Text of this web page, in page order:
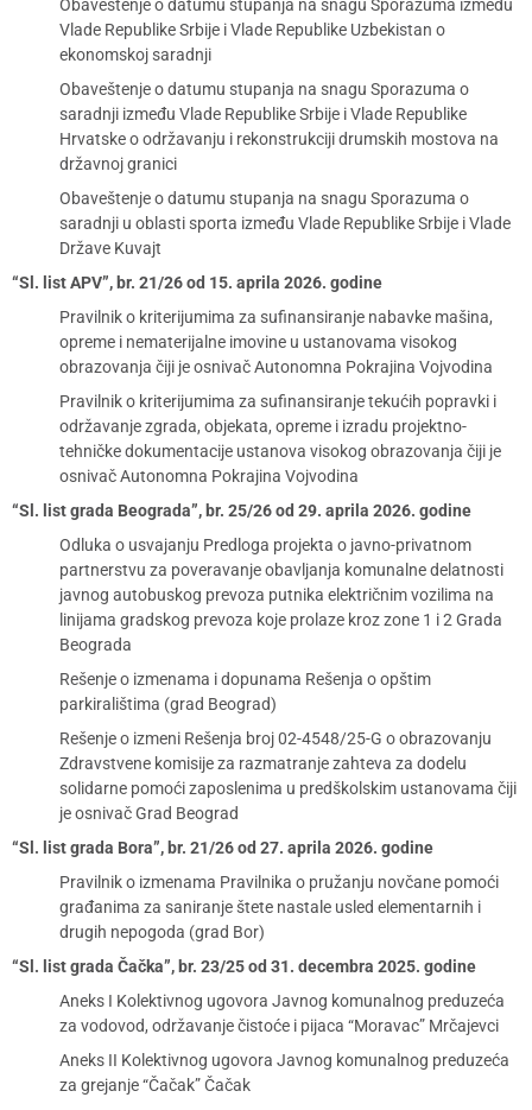
Obaveštenje o datumu stupanja na snagu Sporazuma između
Vlade Republike Srbije i Vlade Republike Uzbekistan o
ekonomskoj saradnji
Obaveštenje o datumu stupanja na snagu Sporazuma o
saradnji između Vlade Republike Srbije i Vlade Republike
Hrvatske o održavanju i rekonstrukciji drumskih mostova na
državnoj granici
Obaveštenje o datumu stupanja na snagu Sporazuma o
saradnji u oblasti sporta između Vlade Republike Srbije i Vlade
Države Kuvajt
“Sl. list APV”, br. 21/26 od 15. aprila 2026. godine
Pravilnik o kriterijumima za sufinansiranje nabavke mašina,
opreme i nematerijalne imovine u ustanovama visokog
obrazovanja čiji je osnivač Autonomna Pokrajina Vojvodina
Pravilnik o kriterijumima za sufinansiranje tekućih popravki i
održavanje zgrada, objekata, opreme i izradu projektno-
tehničke dokumentacije ustanova visokog obrazovanja čiji je
osnivač Autonomna Pokrajina Vojvodina
“Sl. list grada Beograda”, br. 25/26 od 29. aprila 2026. godine
Odluka o usvajanju Predloga projekta o javno-privatnom
partnerstvu za poveravanje obavljanja komunalne delatnosti
javnog autobuskog prevoza putnika električnim vozilima na
linijama gradskog prevoza koje prolaze kroz zone 1 i 2 Grada
Beograda
Rešenje o izmenama i dopunama Rešenja o opštim
parkiralištima (grad Beograd)
Rešenje o izmeni Rešenja broj 02-4548/25-G o obrazovanju
Zdravstvene komisije za razmatranje zahteva za dodelu
solidarne pomoći zaposlenima u predškolskim ustanovama čiji
je osnivač Grad Beograd
“Sl. list grada Bora”, br. 21/26 od 27. aprila 2026. godine
Pravilnik o izmenama Pravilnika o pružanju novčane pomoći
građanima za saniranje štete nastale usled elementarnih i
drugih nepogoda (grad Bor)
“Sl. list grada Čačka”, br. 23/25 od 31. decembra 2025. godine
Aneks I Kolektivnog ugovora Javnog komunalnog preduzeća
za vodovod, održavanje čistoće i pijaca “Moravac” Mrčajevci
Aneks II Kolektivnog ugovora Javnog komunalnog preduzeća
za grejanje “Čačak” Čačak